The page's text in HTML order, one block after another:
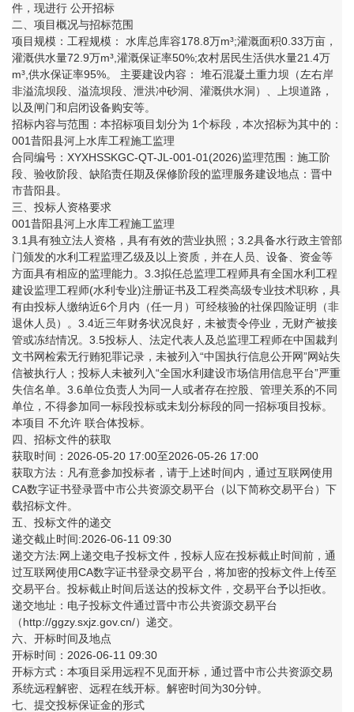
件，现进行 公开招标
二、项目概况与招标范围
项目规模：工程规模： 水库总库容178.8万m³;灌溉面积0.33万亩，
灌溉供水量72.9万m³,灌溉保证率50%;农村居民生活供水量21.4万
m³,供水保证率95%。 主要建设内容： 堆石混凝土重力坝（左右岸
非溢流坝段、溢流坝段、泄洪冲砂洞、灌溉供水洞）、上坝道路，
以及闸门和启闭设备购安等。
招标内容与范围：本招标项目划分为 1个标段，本次招标为其中的：
001昔阳县河上水库工程施工监理
合同编号：XYXHSSKGC-QT-JL-001-01(2026)监理范围：施工阶
段、验收阶段、缺陷责任期及保修阶段的监理服务建设地点：晋中
市昔阳县。
三、投标人资格要求
001昔阳县河上水库工程施工监理
3.1具有独立法人资格，具有有效的营业执照；3.2具备水行政主管部
门颁发的水利工程监理乙级及以上资质，并在人员、设备、资金等
方面具有相应的监理能力。3.3拟任总监理工程师具有全国水利工程
建设监理工程师(水利专业)注册证书及工程类高级专业技术职称，具
有由投标人缴纳近6个月内（任一月）可经核验的社保四险证明（非
退休人员）。3.4近三年财务状况良好，未被责令停业，无财产被接
管或冻结情况。3.5投标人、法定代表人及总监理工程师在中国裁判
文书网检索无行贿犯罪记录，未被列入“中国执行信息公开网”网站失
信被执行人；投标人未被列入“全国水利建设市场信用信息平台”严重
失信名单。3.6单位负责人为同一人或者存在控股、管理关系的不同
单位，不得参加同一标段投标或未划分标段的同一招标项目投标。
本项目 不允许 联合体投标。
四、招标文件的获取
获取时间：2026-05-20 17:00至2026-05-26 17:00
获取方法：凡有意参加投标者，请于上述时间内，通过互联网使用
CA数字证书登录晋中市公共资源交易平台（以下简称交易平台）下
载招标文件。
五、投标文件的递交
递交截止时间:2026-06-11 09:30
递交方法:网上递交电子投标文件，投标人应在投标截止时间前，通
过互联网使用CA数字证书登录交易平台，将加密的投标文件上传至
交易平台。投标截止时间后送达的投标文件，交易平台予以拒收。
递交地址：电子投标文件通过晋中市公共资源交易平台
（http://ggzy.sxjz.gov.cn/）递交。
六、开标时间及地点
开标时间：2026-06-11 09:30
开标方式：本项目采用远程不见面开标，通过晋中市公共资源交易
系统远程解密、远程在线开标。解密时间为30分钟。
七、提交投标保证金的形式